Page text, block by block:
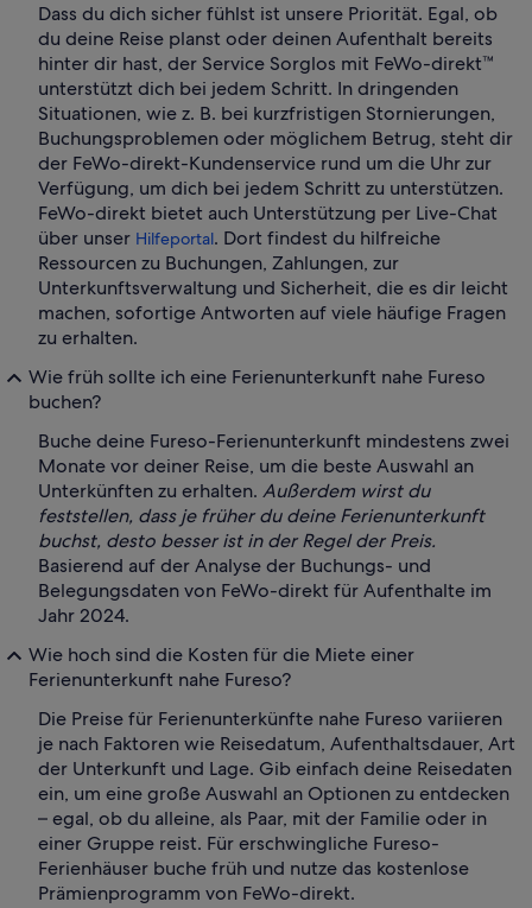
Dass du dich sicher fühlst ist unsere Priorität. Egal, ob
du deine Reise planst oder deinen Aufenthalt bereits
hinter dir hast, der Service Sorglos mit FeWo-direkt™
unterstützt dich bei jedem Schritt. In dringenden
Situationen, wie z. B. bei kurzfristigen Stornierungen,
Buchungsproblemen oder möglichem Betrug, steht dir
der FeWo-direkt-Kundenservice rund um die Uhr zur
Verfügung, um dich bei jedem Schritt zu unterstützen.
FeWo-direkt bietet auch Unterstützung per Live-Chat
über unser Hilfeportal. Dort findest du hilfreiche
Ressourcen zu Buchungen, Zahlungen, zur
Unterkunftsverwaltung und Sicherheit, die es dir leicht
machen, sofortige Antworten auf viele häufige Fragen
zu erhalten.
Wie früh sollte ich eine Ferienunterkunft nahe Fureso
buchen?
Buche deine Fureso-Ferienunterkunft mindestens zwei
Monate vor deiner Reise, um die beste Auswahl an
Unterkünften zu erhalten. Außerdem wirst du
feststellen, dass je früher du deine Ferienunterkunft
buchst, desto besser ist in der Regel der Preis.
Basierend auf der Analyse der Buchungs- und
Belegungsdaten von FeWo-direkt für Aufenthalte im
Jahr 2024.
Wie hoch sind die Kosten für die Miete einer
Ferienunterkunft nahe Fureso?
Die Preise für Ferienunterkünfte nahe Fureso variieren
je nach Faktoren wie Reisedatum, Aufenthaltsdauer, Art
der Unterkunft und Lage. Gib einfach deine Reisedaten
ein, um eine große Auswahl an Optionen zu entdecken
– egal, ob du alleine, als Paar, mit der Familie oder in
einer Gruppe reist. Für erschwingliche Fureso-
Ferienhäuser buche früh und nutze das kostenlose
Prämienprogramm von FeWo-direkt.